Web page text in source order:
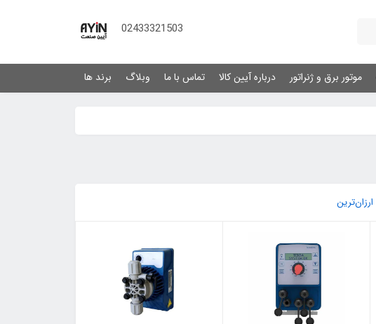
02433321503
موتور برق و ژنراتور درباره آیین کالا تماس با ما وبلاگ برند ها
ارزان‌ترین